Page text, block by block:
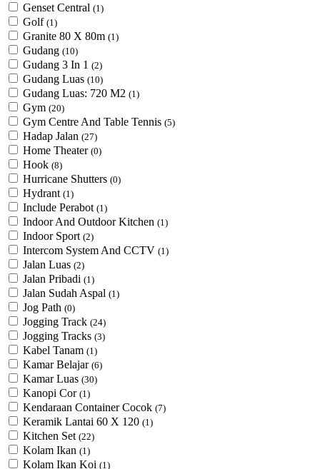
Genset Central (1)
Golf (1)
Granite 80 X 80m (1)
Gudang (10)
Gudang 3 In 1 (2)
Gudang Luas (10)
Gudang Luas: 720 M2 (1)
Gym (20)
Gym Centre And Table Tennis (5)
Hadap Jalan (27)
Home Theater (0)
Hook (8)
Hurricane Shutters (0)
Hydrant (1)
Include Perabot (1)
Indoor And Outdoor Kitchen (1)
Indoor Sport (2)
Intercom System And CCTV (1)
Jalan Luas (2)
Jalan Pribadi (1)
Jalan Sudah Aspal (1)
Jog Path (0)
Jogging Track (24)
Jogging Tracks (3)
Kabel Tanam (1)
Kamar Belajar (6)
Kamar Luas (30)
Kanopi Cor (1)
Kendaraan Container Cocok (7)
Keramik Lantai 60 X 120 (1)
Kitchen Set (22)
Kolam Ikan (1)
Kolam Ikan Koi (1)